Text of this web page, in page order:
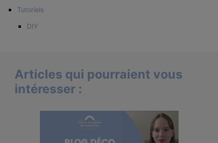
Tutoriels
DIY
Articles qui pourraient vous
intéresser :